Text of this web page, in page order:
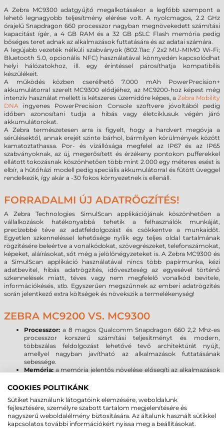
A Zebra MC9300 adatgyűjtő megalkotásakor a legfőbb szempont a
lehető legnagyobb teljesítmény elérése volt. A nyolcmagos, 2.2 GHz
órajelű Snapdragon 660 processzor nagyban megnövekedett számítási
kapacitást ígér, a 4 GB RAM és a 32 GB pSLC Flash memória pedig
bőséges teret adnak az alkalmazások futtatására és az adatai számára.
A legújabb vezeték nélküli szabványok (802.11ac / 2x2 MU-MIMO Wi-Fi;
Bluetooth 5.0, opcionális NFC) használatával könnyedén kapcsolódhat
helyi hálózatokhoz, ill. egy érintéssel párosíthatja kompatibilis
készülékeit.
A működés közben cserélhető 7.000 mAh PowerPrecision+
akkumulátorral szerelt MC9300 elődjéhez, az MC9200-hoz képest még
intenzív használat mellett is kétszeres üzemidőre képes, a Zebra Mobility
DNA ingyenes PowerPrecision Console szoftvere jóvoltából pedig
időben azonosítani tudja a hibás vagy életciklusuk végén járó
akkumulátorokat.
A Zebra természetesen arra is figyelt, hogy a hardvert megóvja a
sérülésektől, annak erejét szinte bárhol, bármilyen körülmények között
kamatoztathassa. Por- és vízállósága megfelel az IP67 és az IP65
szabványoknak, az új, megerősített és érzékeny pontokon pufferekkel
ellátott tokozásnak köszönhetően több mint 2.000 egy méteres esést is
elbír, a hűtőházi modell pedig speciális akkumulátorral és fűtött üveggel
rendelkezik, így akár a -30 fokos környezetnek is ellenáll.
FORRADALMI ÚJ ADATRÖGZÍTÉS!
A Zebra Technologies SimulScan applikációjának köszönhetően a
vállalkozások hatékonyabbá tehetik a felhasználók munkáját,
precízebbé téve az adatfeldolgozást és csökkentve a munkaidőt.
Egyetlen szkenneléssel lehetősége nyílik egy teljes oldal tartalmának
rögzítésére beleértve a vonalkódokat, szövegrészeket, telefonszámokat,
képeket, aláírásokat, sőt még a jelölőnégyzeteket is. A Zebra MC9300 és
a SimulScan applikáció használatával nincs több papírmunka, kézi
adatbevitel, hibás adatrögzítés, időveszteség az egyesével történő
szkennelések miatt, téves vagy nem megfelelő vonalkód bevitele,
információkésés, stb. Egyszerűen megszűnnek az emberi adatrögzítés
során jelentkező extra költségek és növekszik a termelékenység!
ZEBRA MC9200 VS. MC9300
Processzor: a 8 magos Qualcomm Snapdragon 660 2,2 Mhz-es
processzor korszerű számítási teljesítményt és modern,
többszálas feldolgozást lehetővé tevő architektúrát nyújt,
amellyel nagyban javítható az alkalmazások futtatásának
sebessége.
Memória: a memória jelentős növelése elősegíti az alkalmazások
adatoknak, programoknak. Az MC9200-hoz képest
emelkedett a háttértárként szolgáló flash memória mérete, ami
Micro SD kártyával 128 GB-tal bővíthető.
Kijelző:A Zebra MC9300 az MC9200 3,7” képátlójú rezisztív VGA
kijelzőjéhez képest nagyobb méretű és felbontású, kapacitív 4,3”
COOKIES POLITIKÁNK
Sütiket használunk látogatóink elemzésére, weboldalunk
fejlesztésére, személyre szabott tartalom megjelenítésére és
nagyszerű weboldalélmény biztosítására. Az általunk használt sütikkel
kapcsolatos további információkért nyissa meg a beállításokat.